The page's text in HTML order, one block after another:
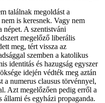
találnak megoldást a
is keresnek. Vagy nem
népet. A szentistváni
megelőző liberális
meg, tért vissza az
szemben a katolikus
identitás és hazugság egyszer
idején védték meg aztán
a numerus clausus törvénnyel,
Azt megelőzően pedig erről a
és egyházi propaganda.